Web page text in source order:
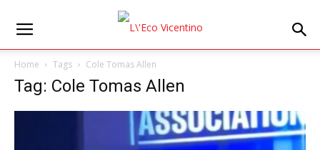
Home Tags Cole Tomas Allen
Tag: Cole Tomas Allen